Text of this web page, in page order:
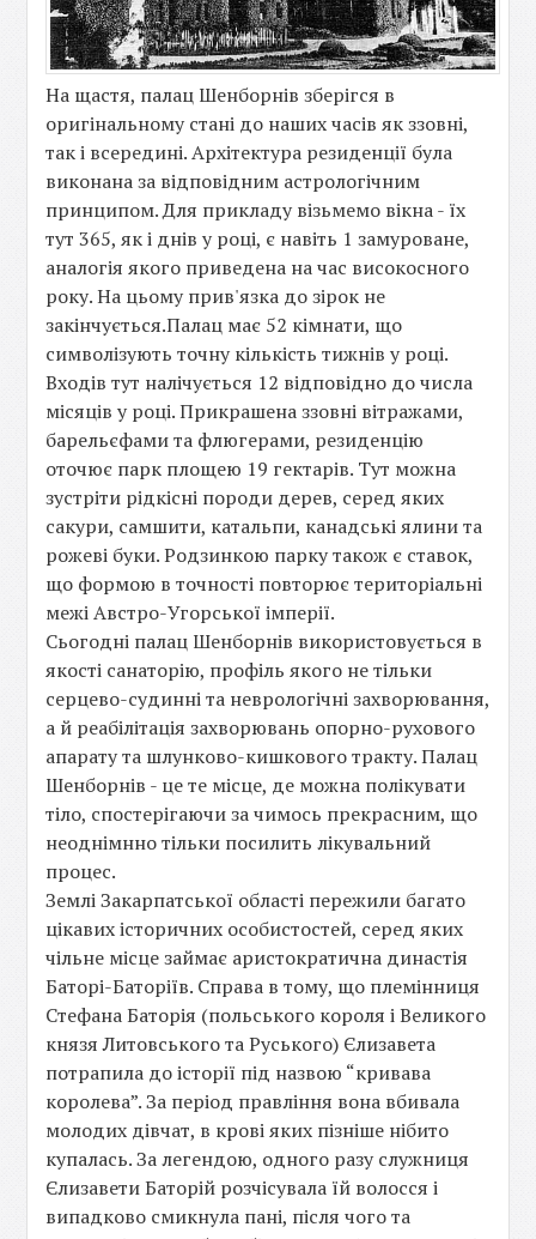
На щастя, палац Шенборнів зберігся в
оригінальному стані до наших часів як ззовні,
так і всередині. Архітектура резиденції була
виконана за відповідним астрологічним
принципом. Для прикладу візьмемо вікна - їх
тут 365, як і днів у році, є навіть 1 замуроване,
аналогія якого приведена на час високосного
року. На цьому прив'язка до зірок не
закінчується.Палац має 52 кімнати, що
символізують точну кількість тижнів у році.
Входів тут налічується 12 відповідно до числа
місяців у році. Прикрашена ззовні вітражами,
барельєфами та флюгерами, резиденцію
оточює парк площею 19 гектарів. Тут можна
зустріти рідкісні породи дерев, серед яких
сакури, самшити, катальпи, канадські ялини та
рожеві буки. Родзинкою парку також є ставок,
що формою в точності повторює територіальні
межі Австро-Угорської імперії.
Сьогодні палац Шенборнів використовується в
якості санаторію, профіль якого не тільки
серцево-судинні та неврологічні захворювання,
а й реабілітація захворювань опорно-рухового
апарату та шлунково-кишкового тракту. Палац
Шенборнів - це те місце, де можна полікувати
тіло, спостерігаючи за чимось прекрасним, що
неоднімнно тільки посилить лікувальний
процес.
Землі Закарпатської області пережили багато
цікавих історичних особистостей, серед яких
чільне місце займає аристократична династія
Баторі-Баторіїв. Справа в тому, що племінниця
Стефана Баторія (польського короля і Великого
князя Литовського та Руського) Єлизавета
потрапила до історії під назвою “кривава
королева”. За період правління вона вбивала
молодих дівчат, в крові яких пізніше нібито
купалась. За легендою, одного разу служниця
Єлизавети Баторій розчісувала їй волосся і
випадково смикнула пані, після чого та